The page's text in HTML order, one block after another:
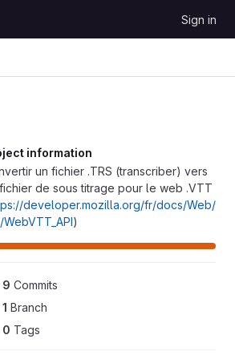
Sign in
information
un fichier .TRS (transcriber) vers
de sous titrage pour le web .VTT
developer.mozilla.org/fr/docs/Web/
WebVTT_API)
9 Commits
1 Branch
0 Tags